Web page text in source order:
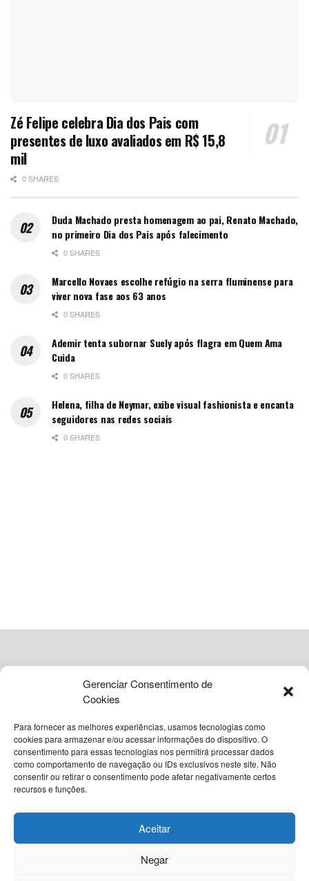
Gerenciar Consentimento de
Cookies
Para fornecer as melhores experiências, usamos tecnologias como
cookies para armazenar e/ou acessar informações do dispositivo. O
consentimento para essas tecnologias nos permitirá processar dados
como comportamento de navegação ou IDs exclusivos neste site. Não
consentir ou retirar o consentimento pode afetar negativamente certos
recursos e funções.
Aceitar
Negar
Zé Felipe celebra Dia dos Pais com
presentes de luxo avaliados em R$ 15,8
mil
0 SHARES
Duda Machado presta homenagem ao pai, Renato Machado,
no primeiro Dia dos Pais após falecimento
0 SHARES
Marcello Novaes escolhe refúgio na serra fluminense para
viver nova fase aos 63 anos
0 SHARES
Ademir tenta subornar Suely após flagra em Quem Ama
Cuida
0 SHARES
Helena, filha de Neymar, exibe visual fashionista e encanta
seguidores nas redes sociais
0 SHARES
© 2026Grupo VIA365 Comunicação Estratégica
Navegue pelo nosso site
Política Editorial do InstantBA
Política de Privacidade